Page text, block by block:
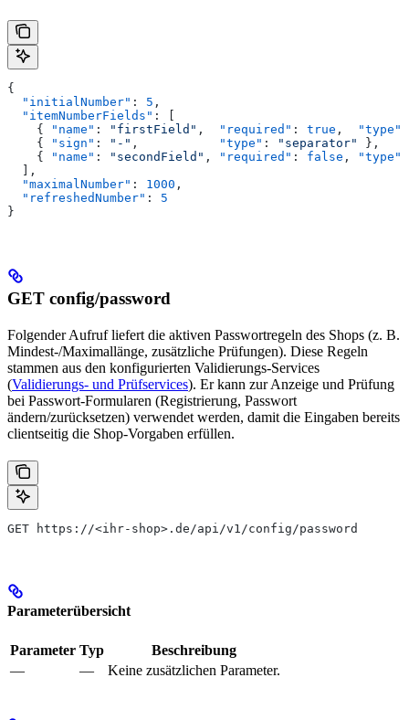
{
  "initialNumber"
: 5 ,
  "itemNumberFields"
: [
    {
"name" : "firstField" , "required" : true , "type"
    {
"sign" : "-" , "type" : "separator"
},
    {
"name" : "secondField" , "required" : false , "type"
  ],
  "maximalNumber"
: 1000 ,
  "refreshedNumber"
: 5
}
GET config/password
Folgender Aufruf liefert die aktiven Passwortregeln des Shops (z. B.
Mindest-/Maximallänge, zusätzliche Prüfungen). Diese Regeln
stammen aus den konfigurierten Validierungs-Services
(Validierungs- und Prüfservices). Er kann zur Anzeige und Prüfung
bei Passwort-Formularen (Registrierung, Passwort
ändern/zurücksetzen) verwendet werden, damit die Eingaben bereits
clientseitig die Shop-Vorgaben erfüllen.
GET https://<ihr-shop>.de/api/v1/config/password
Parameterübersicht
Parameter Typ
Beschreibung
—
— Keine zusätzlichen Parameter.